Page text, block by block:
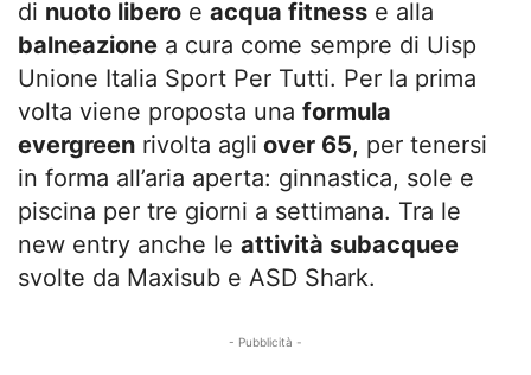
di nuoto libero e acqua fitness e alla
balneazione a cura come sempre di Uisp
Unione Italia Sport Per Tutti. Per la prima
volta viene proposta una formula
evergreen rivolta agli over 65, per tenersi
in forma all’aria aperta: ginnastica, sole e
piscina per tre giorni a settimana. Tra le
new entry anche le attività subacquee
svolte da Maxisub e ASD Shark.
- Pubblicità -